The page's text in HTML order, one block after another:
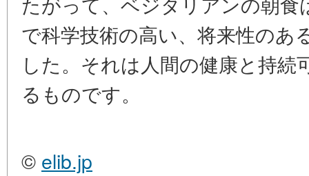
で科学技術の高い、将来性のあ
した。それは人間の健康と持続
るものです。
© elib.jp